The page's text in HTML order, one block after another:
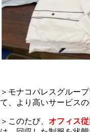
＞モナコパレスグルー
て、より高いサービス
＞このたび、 オフィス